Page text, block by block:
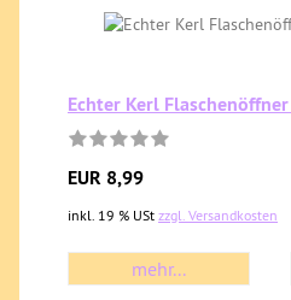
Echter Kerl
EUR 8,99
inkl. 19 % USt zzgl. Versandkosten
mehr...